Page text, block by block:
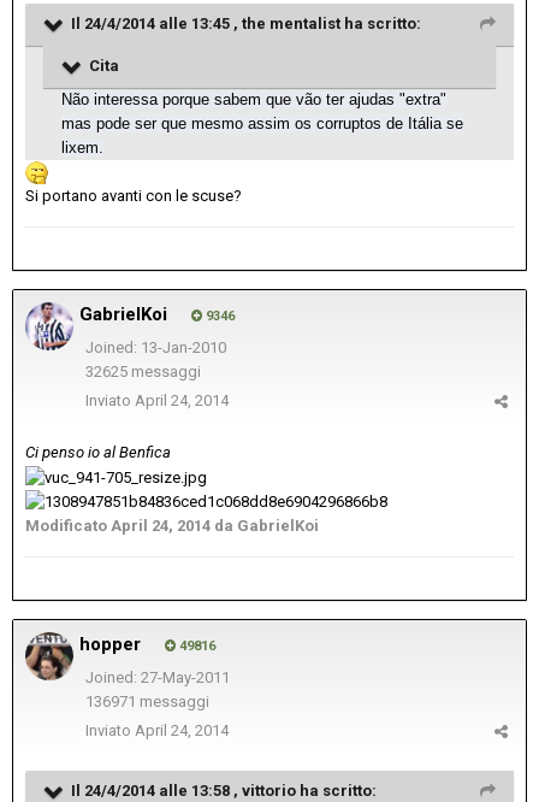
Il 24/4/2014 alle 13:45 , the mentalist ha scritto:
Cita
Não interessa porque sabem que vão ter ajudas "extra"
mas pode ser que mesmo assim os corruptos de Itália se
lixem.
Si portano avanti con le scuse?
GabrielKoi 9346
Joined: 13-Jan-2010
32625 messaggi
Inviato April 24, 2014
Ci penso io al Benfica
Modificato April 24, 2014 da GabrielKoi
hopper 49816
Joined: 27-May-2011
136971 messaggi
Inviato April 24, 2014
Il 24/4/2014 alle 13:58 , vittorio ha scritto: